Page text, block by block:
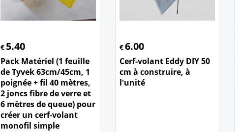
€ 5.40
Pack Matériel (1 feuille
de Tyvek 63cm/45cm, 1
poignée + fil 40 mètres,
2 joncs fibre de verre et
6 mètres de queue) pour
créer un cerf-volant
monofil simple
€6.00
Cerf-volant Eddy DIY 50
cm à construire, à
l'unité